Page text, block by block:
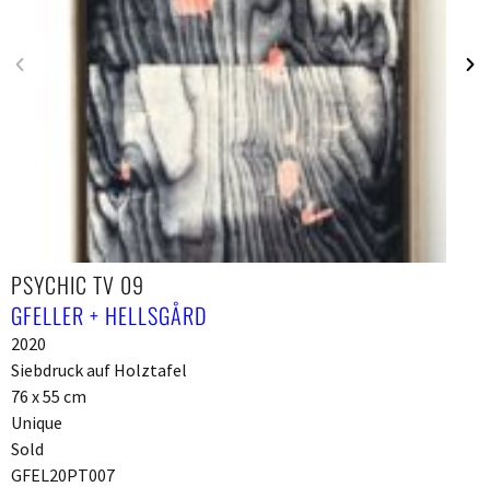
PSYCHIC TV 09
GFELLER + HELLSGÅRD
2020
Siebdruck auf Holztafel
76 x 55 cm
Unique
Sold
GFEL20PT007